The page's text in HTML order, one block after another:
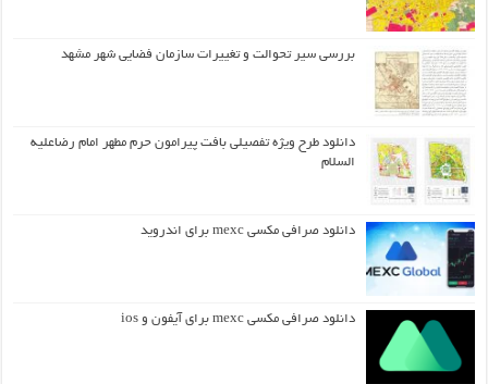
بررسی سیر تحوالت و تغییرات سازمان فضایی شهر مشهد
دانلود طرح ويژه تفصيلي بافت پيرامون حرم مطهر امام رضاعليه
السلام
دانلود صرافی مکسی mexc برای اندروید
دانلود صرافی مکسی mexc برای آیفون و ios